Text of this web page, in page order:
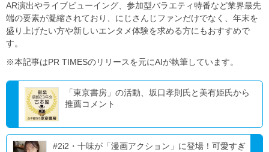
AR演出やライブビューイング、参加型バラエティ特番など業界最先
端の要素が凝縮されており、にじさんじファンだけでなく、年末を
盛り上げたい方や新しいエンタメ体験を求める方にもおすすめで
す。
※本記事はPR TIMESのリリースを元にAIが執筆しています。
「東京書房」の活動、坂口孝則氏と美有姫氏から
推薦コメント
#2i2・十味が「漫画アクション」に登場！可愛すぎ